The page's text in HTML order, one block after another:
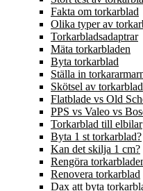
Fakta om torkarblad
Olika typer av
Torkarbladsadaptrar
Mäta torkarbladen
Byta torkarblad
Ställa in
Skötsel av torkarblad
Flatblade vs Old
PPS vs Valeo vs
Torkarblad till elbilar
Byta 1 st torkarblad?
Kan det skilja 1 cm?
Rengöra
Renovera torkarblad
Dax att byta